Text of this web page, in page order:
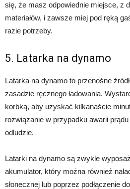
się, że masz odpowiednie miejsce, z
materiałów, i zawsze miej pod ręką
razie potrzeby.
5. Latarka na dynamo
Latarka na dynamo to przenośne
zasadzie ręcznego ładowania.
korbką, aby uzyskać kilkanaście
rozwiązanie w przypadku awarii
odludzie.
Latarki na dynamo są zwykle
akumulator, który można również
słonecznej lub poprzez podłączenie